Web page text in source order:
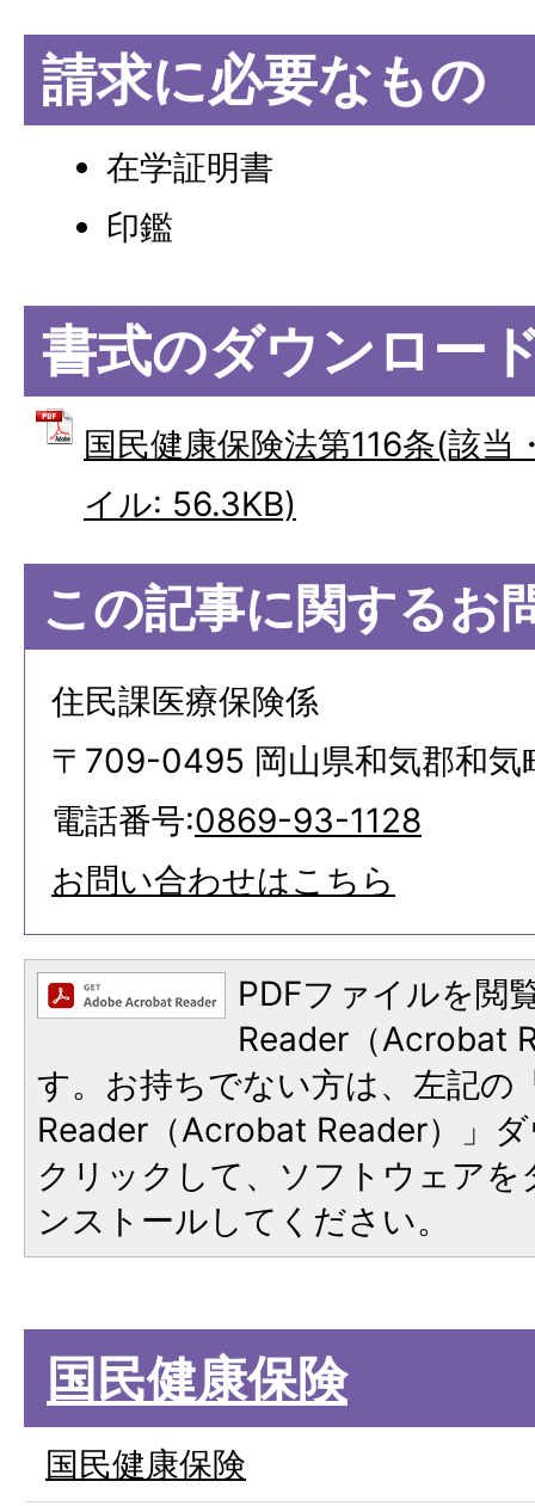
請求に必要なもの
在学証明書
印鑑
書式のダウンロー
国民健康保険法第116条(該当
イル: 56.3KB)
この記事に関するお
住民課医療保険係
〒709-0495 岡山県和気郡和気
電話番号:0869-93-1128
お問い合わせはこちら
PDFファイルを閲
Reader（Acrobat
す。お持ちでない方は、左記の
Reader（Acrobat Reader）」
クリックして、ソフトウェア
ンストールしてください。
国民健康保険
国民健康保険